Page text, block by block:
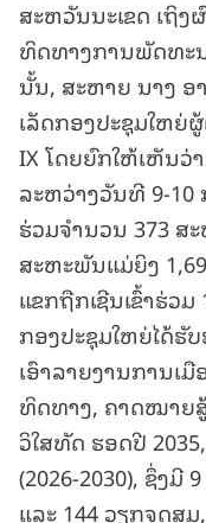
ສະຫວັນນະເຂດ ເຖິ
ທິດທາງການພັດທະ
ນັ້ນ, ສະຫາຍ ນາງ
ເລັດກອງປະຊຸມໃຫຍ່
IX ໂດຍຍົກໃຫ້ເຫັນວ່
ລະຫວ່າງວັນທີ 9-10
ຮ່ວມຈໍານວນ 373 ສ
ສະຫະພັນແມ່ຍິງ
ແຂກຖືກເຊີນເຂົ້າຮ່ວ
ກອງປະຊຸມໃຫຍ່ໄດ້ຮັ
ເອົາລາຍງານການ
ທິດທາງ, ຄາດໝາຍສູ້
ວິໃສທັດ ຮອດປີ
(2026-2030), ຊຶ່ງມີ
ແລະ 144 ວຽກຈຸດສຸ